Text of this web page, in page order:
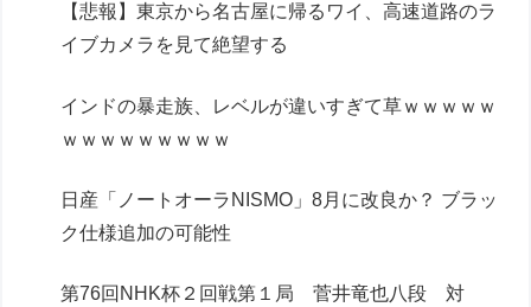
【悲報】東京から名古屋に帰るワイ、高速道路のラ
イブカメラを見て絶望する
インドの暴走族、レベルが違いすぎて草ｗｗｗｗｗ
ｗｗｗｗｗｗｗｗｗ
日産「ノートオーラNISMO」8月に改良か？ ブラッ
ク仕様追加の可能性
第76回NHK杯２回戦第１局 菅井竜也八段 対